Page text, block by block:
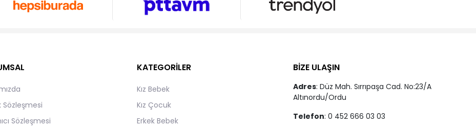
Sözleşmesi
Sözleşmesi
KATEGORİLER
Kız Bebek
Kız Çocuk
Erkek Bebek
BİZE ULAŞIN
Adres: Düz Mah. Sırrıpaşa Cad. No:23/A
Altınordu/Ordu
Telefon: 0 452 666 03 03